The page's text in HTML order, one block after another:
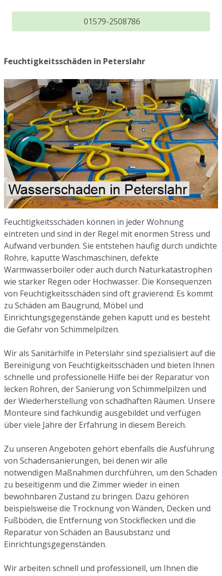
01579-2508786
Feuchtigkeitsschäden in Peterslahr
Feuchtigkeitsschäden können in jeder Wohnung
eintreten und sind in der Regel mit enormen Stress und
Aufwand verbunden. Sie entstehen häufig durch undichte
Rohre, kaputte Waschmaschinen, defekte
Warmwasserboiler oder auch durch Naturkatastrophen
wie starker Regen oder Hochwasser. Die Konsequenzen
von Feuchtigkeitsschäden sind oft gravierend: Es kommt
zu Schäden am Baugrund, Möbel und
Einrichtungsgegenstände gehen kaputt und es besteht
die Gefahr von Schimmelpilzen.
Wir als Sanitärhilfe in Peterslahr sind spezialisiert auf die
Bereinigung von Feuchtigkeitsschäden und bieten Ihnen
schnelle und professionelle Hilfe bei der Reparatur von
lecken Rohren, der Sanierung von Schimmelpilzen und
der Wiederherstellung von schadhaften Räumen. Unsere
Monteure sind fachkundig ausgebildet und verfügen
über viele Jahre der Erfahrung in diesem Bereich.
Zu unseren Angeboten gehört ebenfalls die Ausführung
von Schadensanierungen, bei denen wir alle
notwendigen Maßnahmen durchführen, um den Schaden
zu beseitigenm und die Zimmer wieder in einen
bewohnbaren Zustand zu bringen. Dazu gehören
beispielsweise die Trocknung von Wänden, Decken und
Fußböden, die Entfernung von Stockflecken und die
Reparatur von Schäden an Bausubstanz und
Einrichtungsgegenständen.
Wir arbeiten schnell und professionell, um Ihnen die